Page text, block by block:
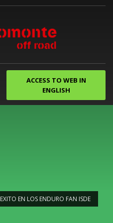
ACCESS TO WEB IN
ENGLISH
EXITO EN LOS ENDURO FAN ISDE